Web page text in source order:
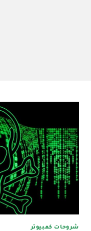
شروحات كمبيوتر